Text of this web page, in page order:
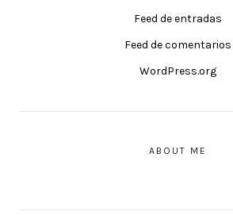
Feed de entradas
Feed de comentarios
WordPress.org
ABOUT ME